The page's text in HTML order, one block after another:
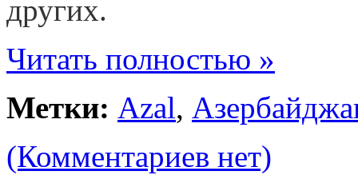
других.
Читать полностью »
Метки: Azal,
(Комментариев нет)